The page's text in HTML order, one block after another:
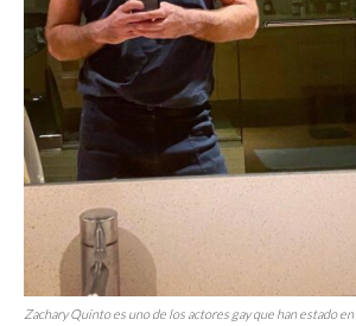
Zachary Quinto es uno de los actores gay que han estado